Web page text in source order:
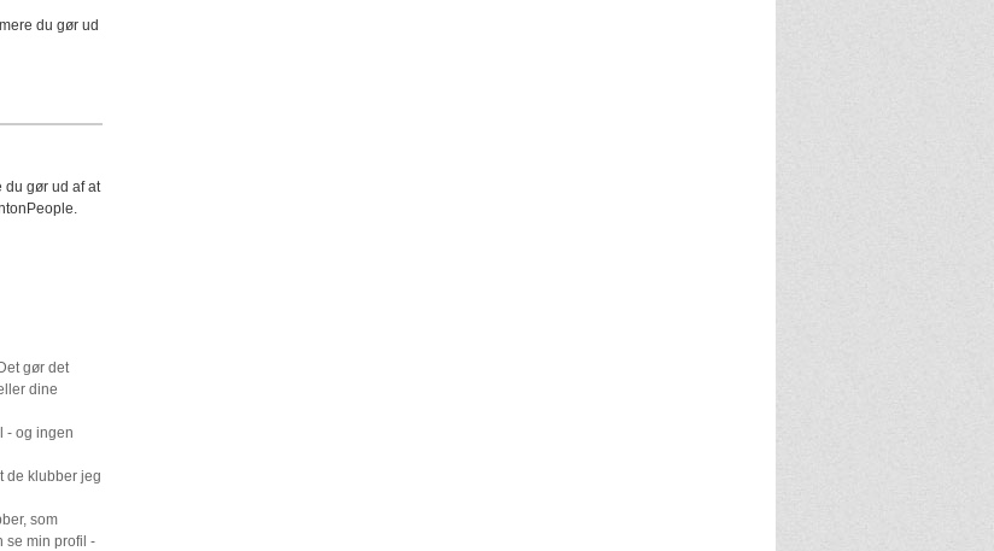
du gør ud
du gør ud af at
gør det
dine
- og ingen
de klubber jeg
som
se min profil -